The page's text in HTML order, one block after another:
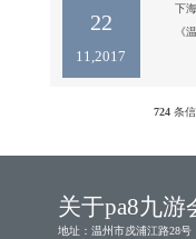
22
11,2017
下
724 条
关于pa8九游
地址：温州市戍浦江路28号